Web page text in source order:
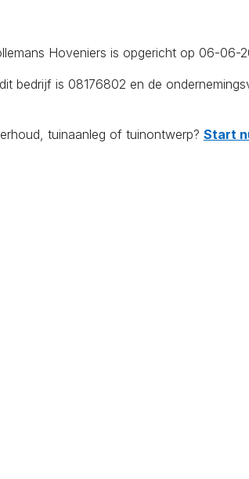
Hoveniers is opgericht op 06-06-
bedrijf is 08176802 en de
tuinaanleg of tuinontwerp? Start